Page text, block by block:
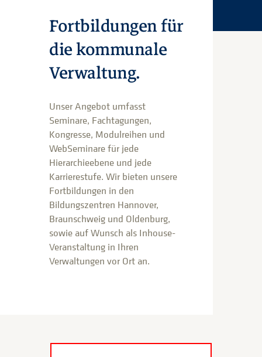
Fortbildungen für
die kommunale
Verwaltung.
Unser Angebot umfasst
Seminare, Fachtagungen,
Kongresse, Modulreihen und
WebSeminare für jede
Hierarchieebene und jede
Karrierestufe. Wir bieten unsere
Fortbildungen in den
Bildungszentren Hannover,
Braunschweig und Oldenburg,
sowie auf Wunsch als Inhouse-
Veranstaltung in Ihren
Verwaltungen vor Ort an.